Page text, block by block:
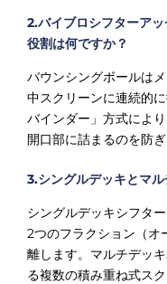
2.バイブロシフターア
役割は何ですか？
バウンシングボールは
中スクリーンに連続的
バインダー」方式によ
開口部に詰まるのを防
3.シングルデッキとマ
シングルデッキシフタ
2つのフラクション（オ
離します。マルチデッ
る複数の積み重ね式ス